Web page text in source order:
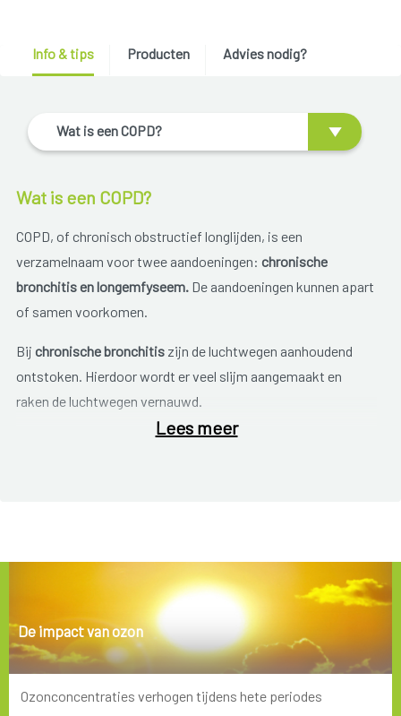
Info & tips Producten Advies nodig?
Wat is een COPD?
Wat is een COPD?
COPD, of chronisch obstructief longlijden, is een
verzamelnaam voor twee aandoeningen: chronische
bronchitis en longemfyseem. De aandoeningen kunnen apart
of samen voorkomen.
Bij chronische bronchitiszijn de luchtwegen aanhoudend
ontstoken. Hierdoor wordt er veel slijm aangemaakt en
raken de luchtwegen vernauwd.
zijn de longblaasjes beschadigd en
brommende en piepende ademhaling;
Lees meer
De impact van ozon
Ozonconcentraties verhogen tijdens hete periodes